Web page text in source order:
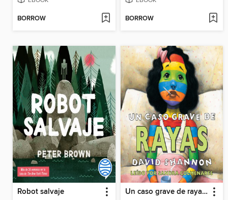
BORROW BORROW
Robot salvaje Un caso grave de rayas (A Bad Case of Stripes)